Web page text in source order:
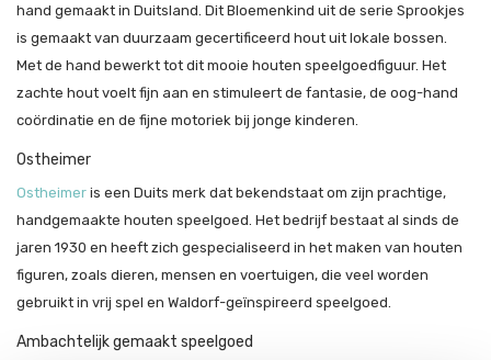
hand gemaakt in Duitsland. Dit Bloemenkind uit de serie Sprookjes
is gemaakt van duurzaam gecertificeerd hout uit lokale bossen.
Met de hand bewerkt tot dit mooie houten speelgoedfiguur. Het
zachte hout voelt fijn aan en stimuleert de fantasie, de oog-hand
coördinatie en de fijne motoriek bij jonge kinderen.
Ostheimer
Ostheimer is een Duits merk dat bekendstaat om zijn prachtige,
handgemaakte houten speelgoed. Het bedrijf bestaat al sinds de
jaren 1930 en heeft zich gespecialiseerd in het maken van houten
figuren, zoals dieren, mensen en voertuigen, die veel worden
gebruikt in vrij spel en Waldorf-geïnspireerd speelgoed.
Ambachtelijk gemaakt speelgoed